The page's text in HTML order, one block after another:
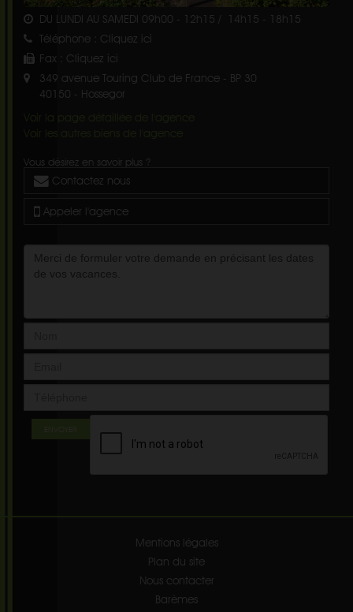
DU LUNDI AU SAMEDI 09h00 - 12h15 / 14h15 - 18h15
Téléphone : Cliquez ici
Fax : Cliquez ici
349 avenue Touring Club de France - BP 30
40150 - Hossegor
Voir la page détaillée de l'agence
Voir les autres biens de l'agence
Vous désirez en savoir plus ?
Contactez nous
Appeler l'agence
ENVOYER
Mentions légales
Plan du site
Nous contacter
Barèmes